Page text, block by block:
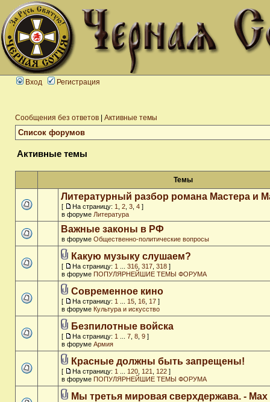
Вход Регистрация
Сообщения без ответов Активные темы
Список форумов
Активные темы
Темы
Литературный разбор романа Мастера и
[ На страницу: 1 2 3 4 ]
в форуме Литература
Важные законы в РФ
в форуме Общественно-политические вопросы
Какую музыку слушаем?
[ На страницу: 1 316 317 318 ]
в форуме ПОПУЛЯРНЕЙШИЕ ТЕМЫ ФОРУМА
Современное кино
[ На страницу: 1 15 16 17 ]
в форуме Культура и искусство
Безпилотные войска
[ На страницу: 1 7 8 9 ]
в форуме Армия
Красные должны быть запрещены!
[ На страницу: 1 120 121 122 ]
в форуме ПОПУЛЯРНЕЙШИЕ ТЕМЫ ФОРУМА
Мы третья мировая сверхдержава. - Max